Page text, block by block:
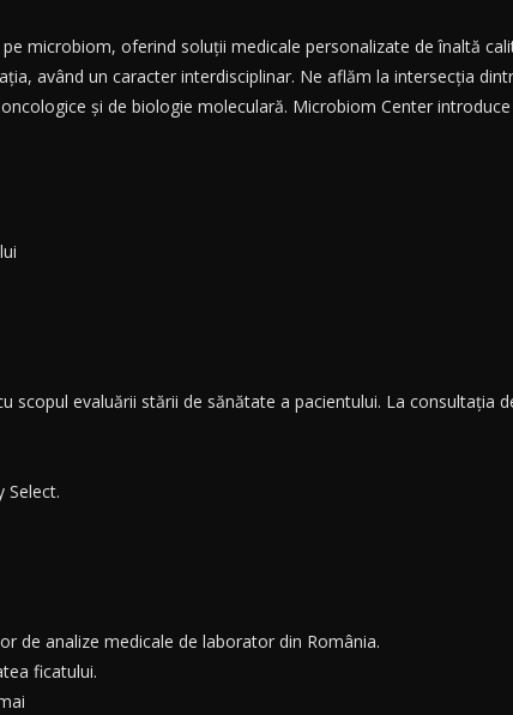
microbiom, oferind soluții medicale personalizate de înaltă
având un caracter interdisciplinar. Ne aflăm la intersecția
și de biologie moleculară. Microbiom Center
scopul evaluării stării de sănătate a pacientului. La consultația
Select.
de analize medicale de laborator din România.
ficatului.